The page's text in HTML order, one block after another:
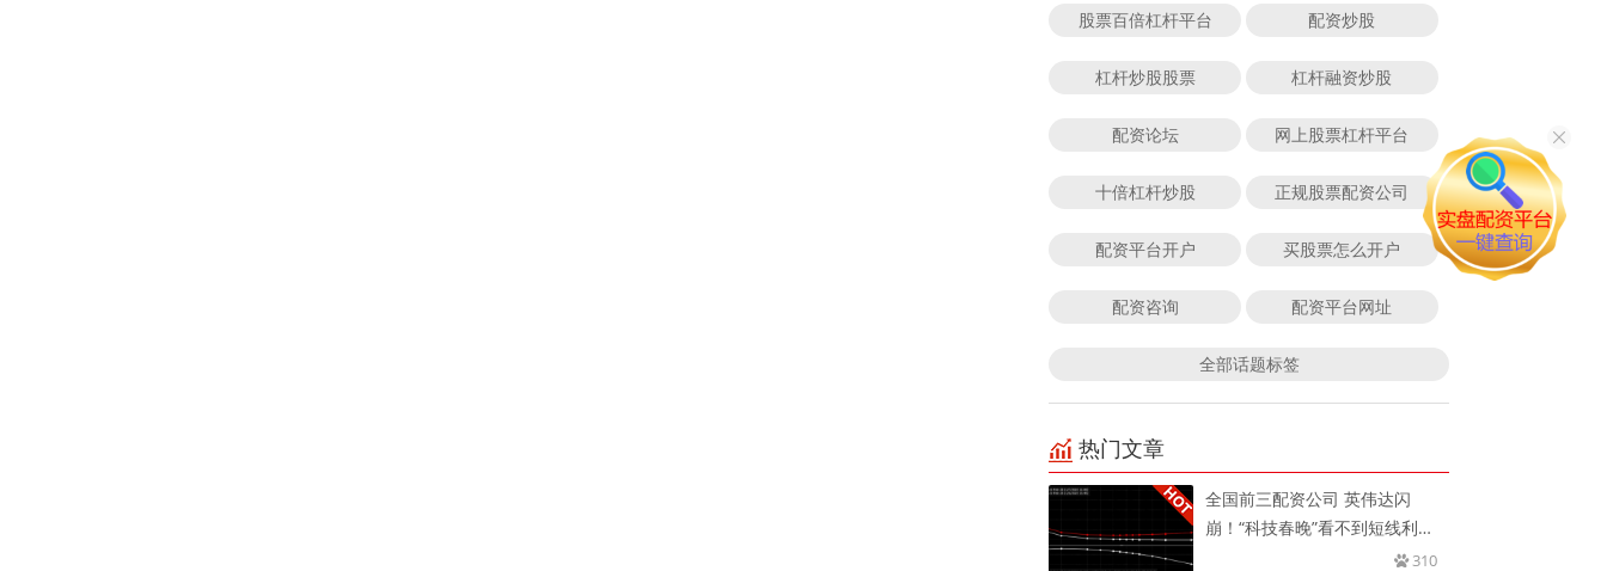
股票百倍杠杆平台 配资炒股
杠杆炒股股票 杠杆融资炒股
配资论坛 网上股票杠杆平台
十倍杠杆炒股 正规股票配资公司
配资平台开户 买股票怎么开户
配资咨询 配资平台网址
全部话题标签
热门文章
全国前三配资公司 英伟达闪
崩！“科技春晚”看不到短线利
310